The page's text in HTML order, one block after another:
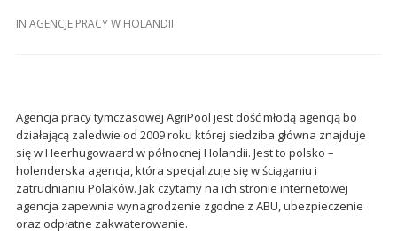
IN AGENCJE PRACY W HOLANDII
Agencja pracy tymczasowej AgriPool jest dość młodą agencją bo
działającą zaledwie od 2009 roku której siedziba główna znajduje
się w Heerhugowaard w północnej Holandii. Jest to polsko –
holenderska agencja, która specjalizuje się w ściąganiu i
zatrudnianiu Polaków. Jak czytamy na ich stronie internetowej
agencja zapewnia wynagrodzenie zgodne z ABU, ubezpieczenie
oraz odpłatne zakwaterowanie.